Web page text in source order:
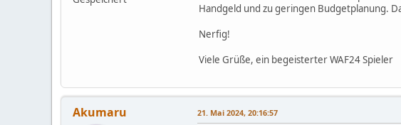
Handgeld und zu geringen Budgetplanung.
Nerfig!
Viele Grüße, ein begeisterter WAF24 Spieler
Akumaru 21. Mai 2024, 20:16:57